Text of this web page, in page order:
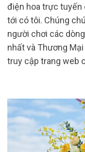
điện hoa trực tuyến
tới có tôi. Chúng
người chơi các
nhất và Thương
truy cập trang web